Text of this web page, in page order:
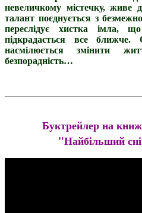
невеличкому містечку, живе
талант поєднується з
переслідує хистка імла,
підкрадається все ближче.
насмілюється змінити
безпорадність…
Буктрейлер на
"Найбільший